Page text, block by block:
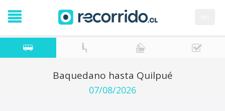
Baquedano hasta Quilpué
07/08/2026